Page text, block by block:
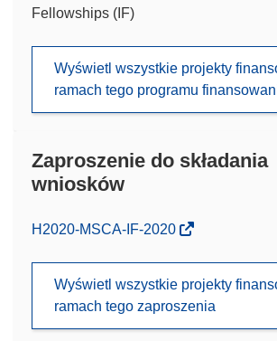
Fellowships (IF)
Wyświetl wszystkie projekty
ramach tego programu
Zaproszenie do składania
wniosków
(odnośnik
nowym
H2020-MSCA-IF-2020
Wyświetl wszystkie projekty
ramach tego zaproszenia